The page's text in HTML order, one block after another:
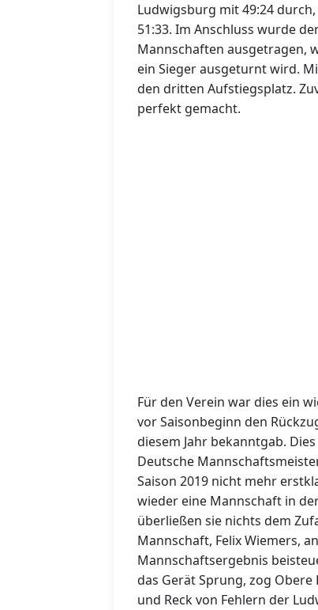
Ludwigsburg mit 49:24
51:33. Im Anschluss wurde
Mannschaften ausgetragen,
ein Sieger ausgeturnt wird.
den dritten Aufstiegsplatz.
perfekt gemacht.
Für den Verein war dies ein
vor Saisonbeginn den
diesem Jahr bekanntgab.
Deutsche
Saison 2019 nicht mehr
wieder eine Mannschaft in
überließen sie nichts dem
Mannschaft, Felix Wiemers,
Mannschaftsergebnis
das Gerät Sprung, zog
und Reck von Fehlern der